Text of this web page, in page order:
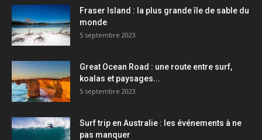
Fraser Island : la plus grande île de sable du
monde
5 septembre 2023
Great Ocean Road : une route entre surf,
koalas et paysages...
5 septembre 2023
Surf trip en Australie : les événements à ne
pas manquer